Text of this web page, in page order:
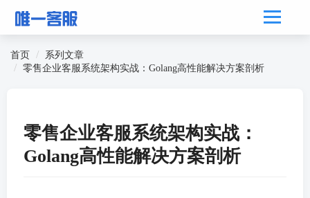
首页
系列文章
零售企业客服系统架构实战：Golang高性能解决方案剖析
零售企业客服系统架构实战：
Golang高性能解决方案剖析